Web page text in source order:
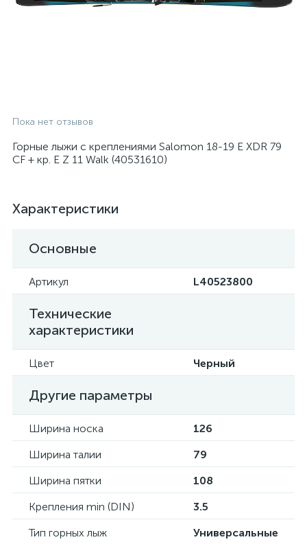
Пока нет отзывов
Горные лыжи с креплениями Salomon 18-19 E XDR 79
CF + кр. E Z 11 Walk (40531610)
Характеристики
Основные
Артикул L40523800
Технические
характеристики
Цвет Черный
Другие параметры
Ширина носка
126
Ширина талии
79
Ширина пятки
108
Крепления min (DIN)
3.5
Тип горных лыж
Универсальные